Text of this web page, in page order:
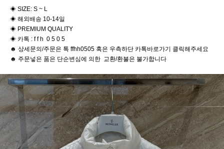
◈ SIZE: S ~ L
◈ 해외배송 10-14일
◈ PREMIUM QUALITY
◈ 카톡 : f f h 0 5 0 5
☻ 상세문의/주문은 톡 ffhh0505 혹은 우측하단 카톡바로가기 클릭해주세요
☻ 주문넣은 품은 단순변심에 의한 교환/환불은 불가합니다